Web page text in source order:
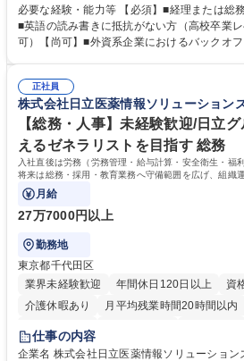
バックオフィス業務からスタートし組織を支
できる環境です。 ■日常経理、月次および年次決算サポート業務 ■本国
（グローバル）との英文メール対応（AI翻訳
業務をお任せします。残業も基本的には発生
を進めやすく定着率の高い環境です。 募集職種 東京【経理・総務】週1日
出社程度のリモート中心/残業基本無/独立系
必要な経験・能力等 【必須】■経理または総
■英語の読み書きに抵抗がない方（高校卒業
可）【尚可】■外資系企業におけるバックオ
【働き方について】現在は週4日程度の在宅勤
ライフバランスを重視する方に最適な環境で
談可）。【求める人物像】幅広いバックオフ
社内外と円滑にコミュニケーションを取りなが
歴・資格 学歴：大学院 大学 高専 短大 専修学
正社員
株式会社日立医薬情報ソリューション
【総務・人事】未経験歓迎/日立
えるゼネラリストを目指す 総務
入社直後は労務（労務管理・給与計算・安全衛生・福
将来は総務・採用・教育業務へ守備範囲を広げ、組織
ます。
月給
27万7000円以上
勤務地
東京都千代田区
業界未経験歓迎
年間休日120日以上
資
介護休暇あり
月平均残業時間20時間以内
住宅手当あり
育休あり
完全週休2日制 交通費支給
仕事の内容
企業名 株式会社日立医薬情報ソリューションズ 求人名 【総務・人事